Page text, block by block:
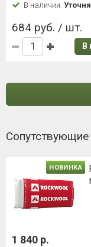
В наличии:
684 руб. / шт.
В
НОВИНКА
1 840 р.